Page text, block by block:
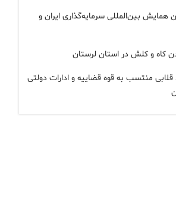
همایش بین‌المللی سرمایه‌گذاری ایران و
کاه و کلش در استان لرستان
منتسب به قوه قضاییه و ادارات دولتی